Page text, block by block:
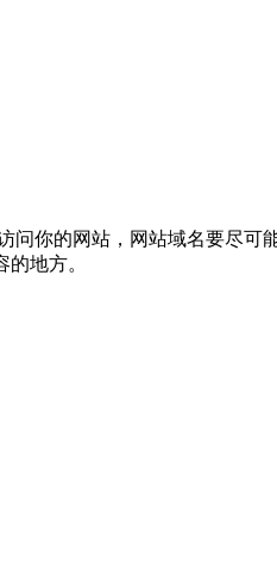
你的网站，网站域名要尽可
地方。